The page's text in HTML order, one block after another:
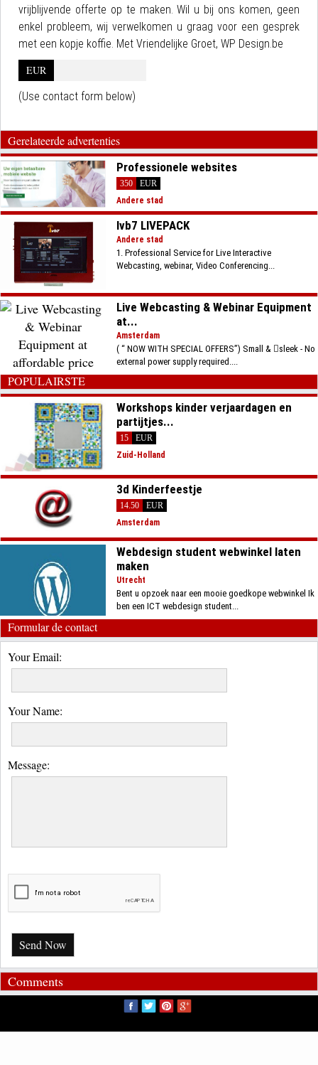
vrijblijvende offerte op te maken. Wil u bij ons komen, geen
enkel probleem, wij verwelkomen u graag voor een gesprek
met een kopje koffie. Met Vriendelijke Groet, WP Design.be
EUR
(Use contact form below)
Gerelateerde advertenties
Professionele websites
350
EUR
Andere stad
Ivb7 LIVEPACK
Andere stad
1. Professional Service for Live Interactive
Webcasting, webinar, Video Conferencing...
Live Webcasting & Webinar Equipment
at...
Amsterdam
( “ NOW WITH SPECIAL OFFERS”) Small & sleek - No
external power supply required....
POPULAIRSTE
Workshops kinder verjaardagen en
partijtjes...
15
EUR
Zuid-Holland
3d Kinderfeestje
14.50
EUR
Amsterdam
Webdesign student webwinkel laten
maken
Utrecht
Bent u opzoek naar een mooie goedkope webwinkel Ik
ben een ICT webdesign student...
Formular de contact
Your Email:
Your Name:
Message:
Send Now
Comments